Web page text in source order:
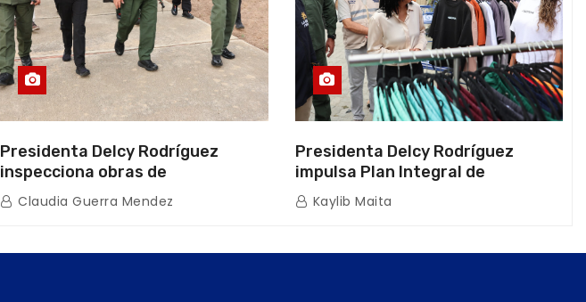
Presidenta Delcy Rodríguez
inspecciona obras de
restauración en Escuela Naval
tras afectaciones sísmicas en La
Claudia Guerra Mendez
Presidenta Delcy Rodríguez
impulsa Plan Integral de
Reactivación Económica en La
Guaira
Kaylib Maita